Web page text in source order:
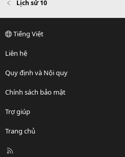
Lịch sử 10
Tiếng Việt
Liên hệ
Quy định và Nội quy
Chính sách bảo mật
Trợ giúp
Trang chủ
R